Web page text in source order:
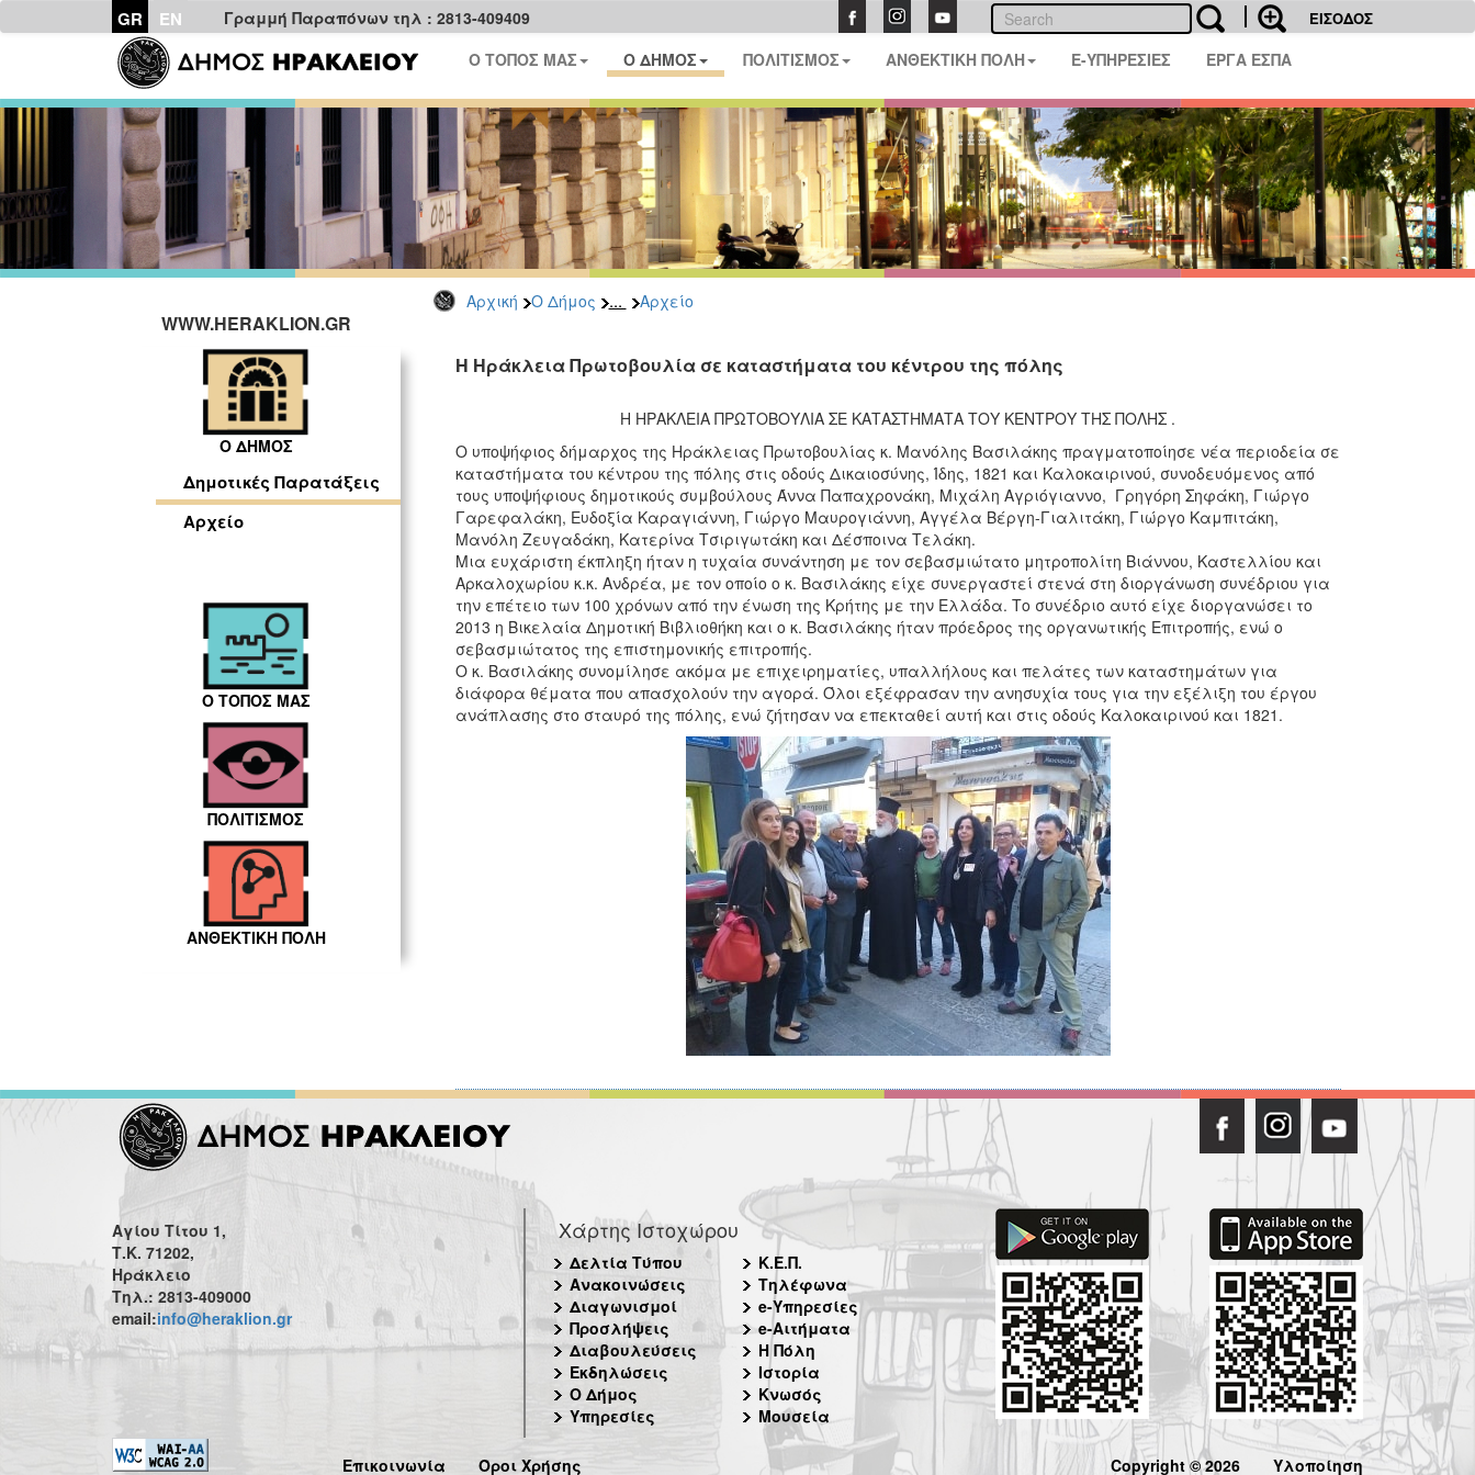
GR EN Γραμμή Παραπόνων τηλ : 2813-409409 ΕΙΣΟΔΟΣ
Ο ΤΟΠΟΣ ΜΑΣ Ο ΔΗΜΟΣ ΠΟΛΙΤΙΣΜΟΣ ΑΝΘΕΚΤΙΚΗ ΠΟΛΗ E-ΥΠΗΡΕΣΙΕΣ ΕΡΓΑ ΕΣΠΑ
Αρχική Ο Δήμος ... Αρχείο
WWW.HERAKLION.GR
Ο ΔΗΜΟΣ
Δημοτικές Παρατάξεις
Αρχείο
Ο ΤΟΠΟΣ ΜΑΣ
ΠΟΛΙΤΙΣΜΟΣ
ΑΝΘΕΚΤΙΚΗ ΠΟΛΗ
Η Ηράκλεια Πρωτοβουλία σε καταστήματα του κέντρου της πόλης
Η ΗΡΑΚΛΕΙΑ ΠΡΩΤΟΒΟΥΛΙΑ ΣΕ ΚΑΤΑΣΤΗΜΑΤΑ ΤΟΥ ΚΕΝΤΡΟΥ ΤΗΣ ΠΟΛΗΣ .
Ο υποψήφιος δήμαρχος της Ηράκλειας Πρωτοβουλίας κ. Μανόλης Βασιλάκης πραγματοποίησε νέα περιοδεία σε
καταστήματα του κέντρου της πόλης στις οδούς Δικαιοσύνης, Ίδης, 1821 και Καλοκαιρινού, συνοδευόμενος από
τους υποψήφιους δημοτικούς συμβούλους Άννα Παπαχρονάκη, Μιχάλη Αγριόγιαννο, Γρηγόρη Σηφάκη, Γιώργο
Γαρεφαλάκη, Ευδοξία Καραγιάννη, Γιώργο Μαυρογιάννη, Αγγέλα Βέργη-Γιαλιτάκη, Γιώργο Καμπιτάκη,
Μανόλη Ζευγαδάκη, Κατερίνα Τσιριγωτάκη και Δέσποινα Τελάκη.
Μια ευχάριστη έκπληξη ήταν η τυχαία συνάντηση με τον σεβασμιώτατο μητροπολίτη Βιάννου, Καστελλίου και
Αρκαλοχωρίου κ.κ. Ανδρέα, με τον οποίο ο κ. Βασιλάκης είχε συνεργαστεί στενά στη διοργάνωση συνέδριου για
την επέτειο των 100 χρόνων από την ένωση της Κρήτης με την Ελλάδα. Το συνέδριο αυτό είχε διοργανώσει το
2013 η Βικελαία Δημοτική Βιβλιοθήκη και ο κ. Βασιλάκης ήταν πρόεδρος της οργανωτικής Επιτροπής, ενώ ο
σεβασμιώτατος της επιστημονικής επιτροπής.
Ο κ. Βασιλάκης συνομίλησε ακόμα με επιχειρηματίες, υπαλλήλους και πελάτες των καταστημάτων για
διάφορα θέματα που απασχολούν την αγορά. Όλοι εξέφρασαν την ανησυχία τους για την εξέλιξη του έργου
ανάπλασης στο σταυρό της πόλης, ενώ ζήτησαν να επεκταθεί αυτή και στις οδούς Καλοκαιρινού και 1821.
Αγίου Τίτου 1,
Τ.Κ. 71202,
Ηράκλειο
Τηλ.: 2813-409000
email:info@heraklion.gr
Χάρτης Ιστοχώρου
Δελτία Τύπου
Ανακοινώσεις
Διαγωνισμοί
Προσλήψεις
Διαβουλεύσεις
Εκδηλώσεις
Ο Δήμος
Υπηρεσίες
Κ.Ε.Π.
Τηλέφωνα
e-Υπηρεσίες
e-Αιτήματα
Η Πόλη
Ιστορία
Κνωσός
Μουσεία
Επικοινωνία Όροι Χρήσης Copyright © 2026 Υλοποίηση